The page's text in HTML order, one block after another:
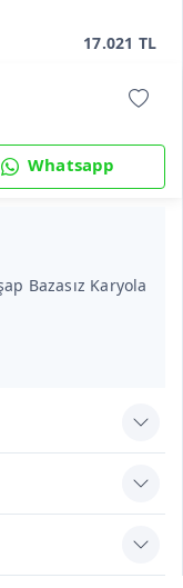
17.021 TL
Whatsapp
Bazasız Karyola